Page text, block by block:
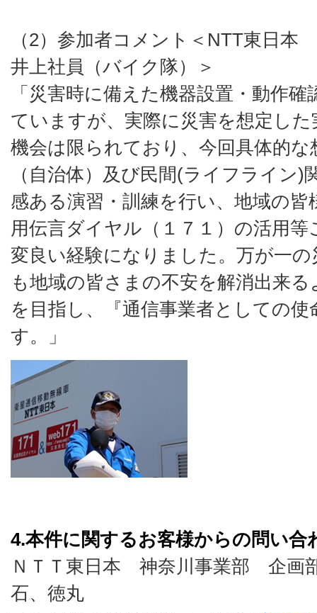
（2）参加者コメント＜NTT東
井上社員（バイク隊）＞
「災害時に備えた機器設置・動作
ていますが、実際に災害を想定し
機会は限られており、今回具体的
（自治体）及び民間(ライフライン)
感ある演習・訓練を行い、地域の皆
用伝言ダイヤル（１７１）の活用
変良い経験になりました。万が一
も地域の皆さまの不安を解消出来
を目指し、『通信事業者としての
す。」
4.本件に関するお客様からの問い合
ＮＴＴ東日本 神奈川事業部 企
石、徳丸